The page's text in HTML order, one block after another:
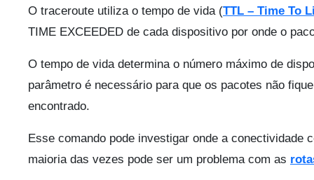
O traceroute utiliza o tempo de vida (TTL – Time To
TIME EXCEEDED de cada dispositivo por onde o
O tempo de vida determina o número máximo de
parâmetro é necessário para que os pacotes não
encontrado.
Esse comando pode investigar onde a conectividade
maioria das vezes pode ser um problema com as